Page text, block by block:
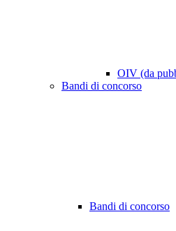
OIV (da
Bandi di concorso
Bandi di concorso